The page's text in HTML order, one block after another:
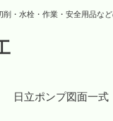
・水栓・作業・安全用品な
日立ポンプ図面一式